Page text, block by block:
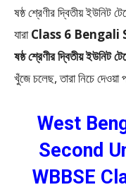
ষষ্ঠ শ্রেণীর দ্বিতীয় ইউনিট
যারাClass 6
ষষ্ঠ শ্রেণীর দ্বিতীয় ইউনিট
খুঁজে চলেছ, তারা নিচে
West
Second
WBBSE